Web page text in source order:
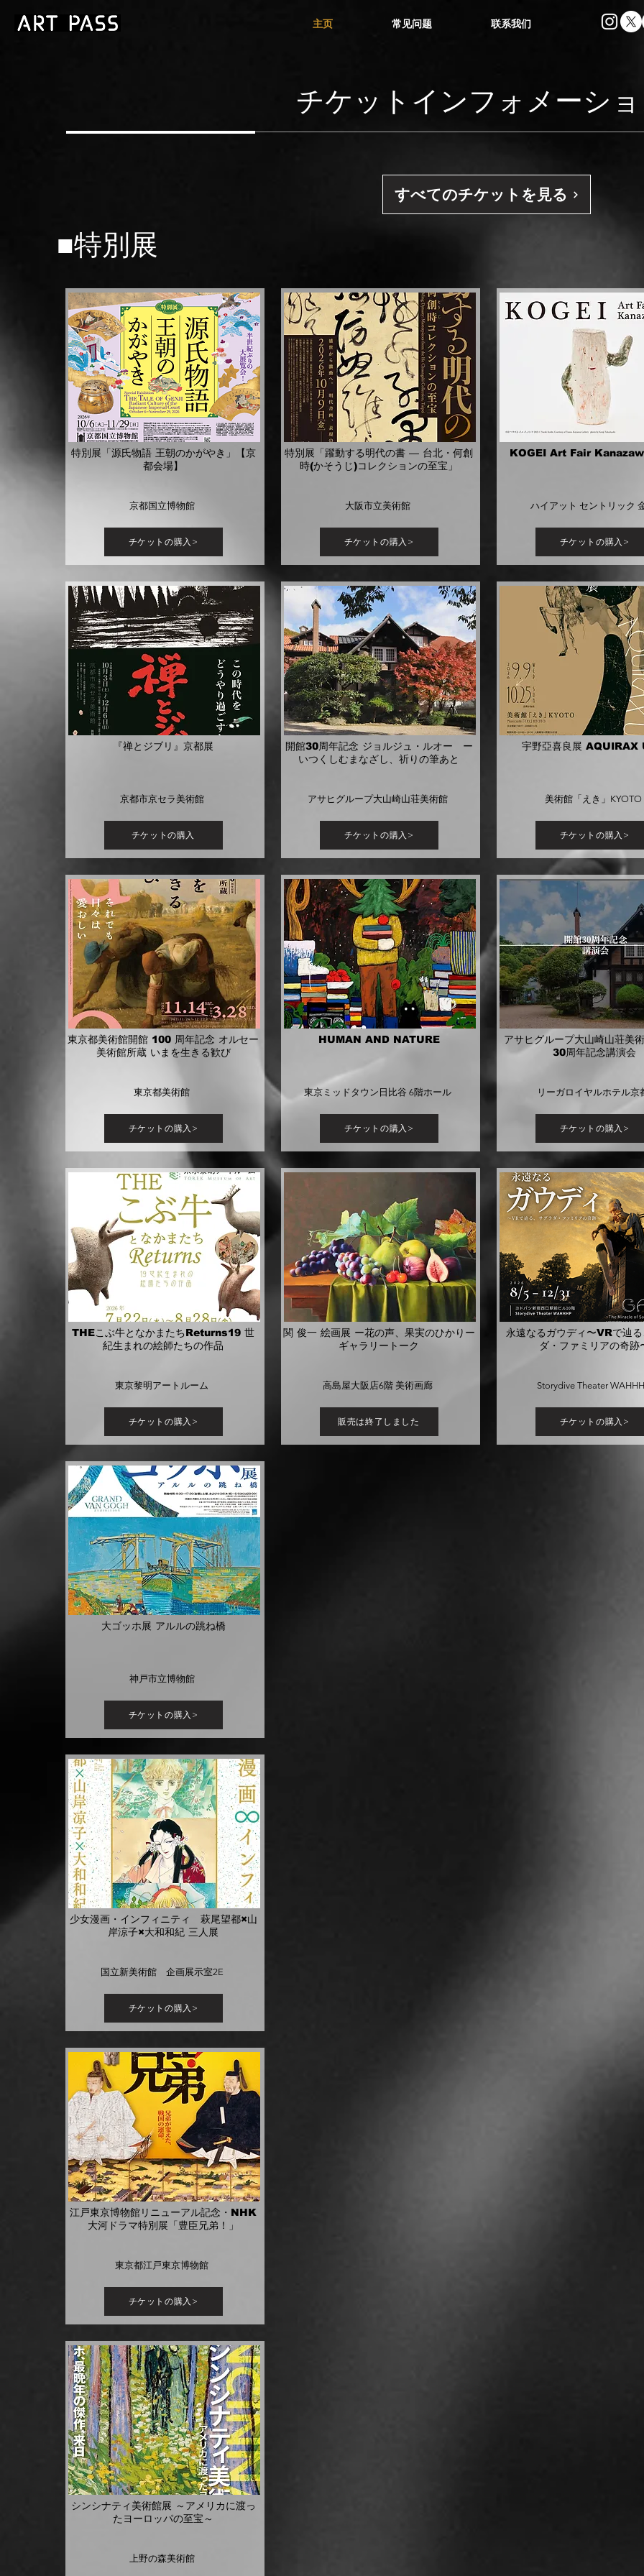
主页 常见问题 联系我们
チケットインフォメーシ
すべてのチケットを見る
■​特別展
特別展「源氏物語 王朝のかがやき」【京
都会場】
京都国立博物館
チケットの購入>
『禅とジブリ』京都展
京都市京セラ美術館
チケットの購入
東京都美術館開館 100 周年記念 オルセー
美術館所蔵 いまを生きる歓び
東京都美術館
チケットの購入>
THEこぶ牛となかまたちReturns19 世
紀生まれの絵師たちの作品
東京黎明アートルーム
チケットの購入>
特別展「躍動する明代の書 ― 台北・何創
時(かそうじ)コレクションの至宝」
大阪市立美術館
チケットの購入>
開館30周年記念 ジョルジュ・ルオー ー
いつくしむまなざし、祈りの筆あと
アサヒグループ大山崎山荘美術館
チケットの購入>
HUMAN AND NATURE
東京ミッドタウン日比谷 6階ホール
チケットの購入>
関 俊一 絵画展 ー花の声、果実のひかりー
ギャラリートーク
高島屋大阪店6階 美術画廊
販売は終了しました
KOGEI Art Fair
ハイアット セントリック
チケットの購入>
宇野亞喜良展 AQUIRAX
美術館「えき」KYOTO
チケットの購入>
アサヒグループ大山崎山荘美
30周年記念講演会
リーガロイヤルホテル京
チケットの購入>
永遠なるガウディ〜VRで辿
ダ・ファミリアの奇跡
Storydive Theater
チケットの購入>
大ゴッホ展 アルルの跳ね橋
神戸市立博物館
チケットの購入>
少女漫画・インフィニティ 萩尾望都×山
岸涼子×大和和紀 三人展
国立新美術館 企画展示室2E
チケットの購入>
江戸東京博物館リニューアル記念・NHK
大河ドラマ特別展「豊臣兄弟！」
東京都江戸東京博物館
チケットの購入>
シンシナティ美術館展 ～アメリカに渡っ
たヨーロッパの至宝～
上野の森美術館